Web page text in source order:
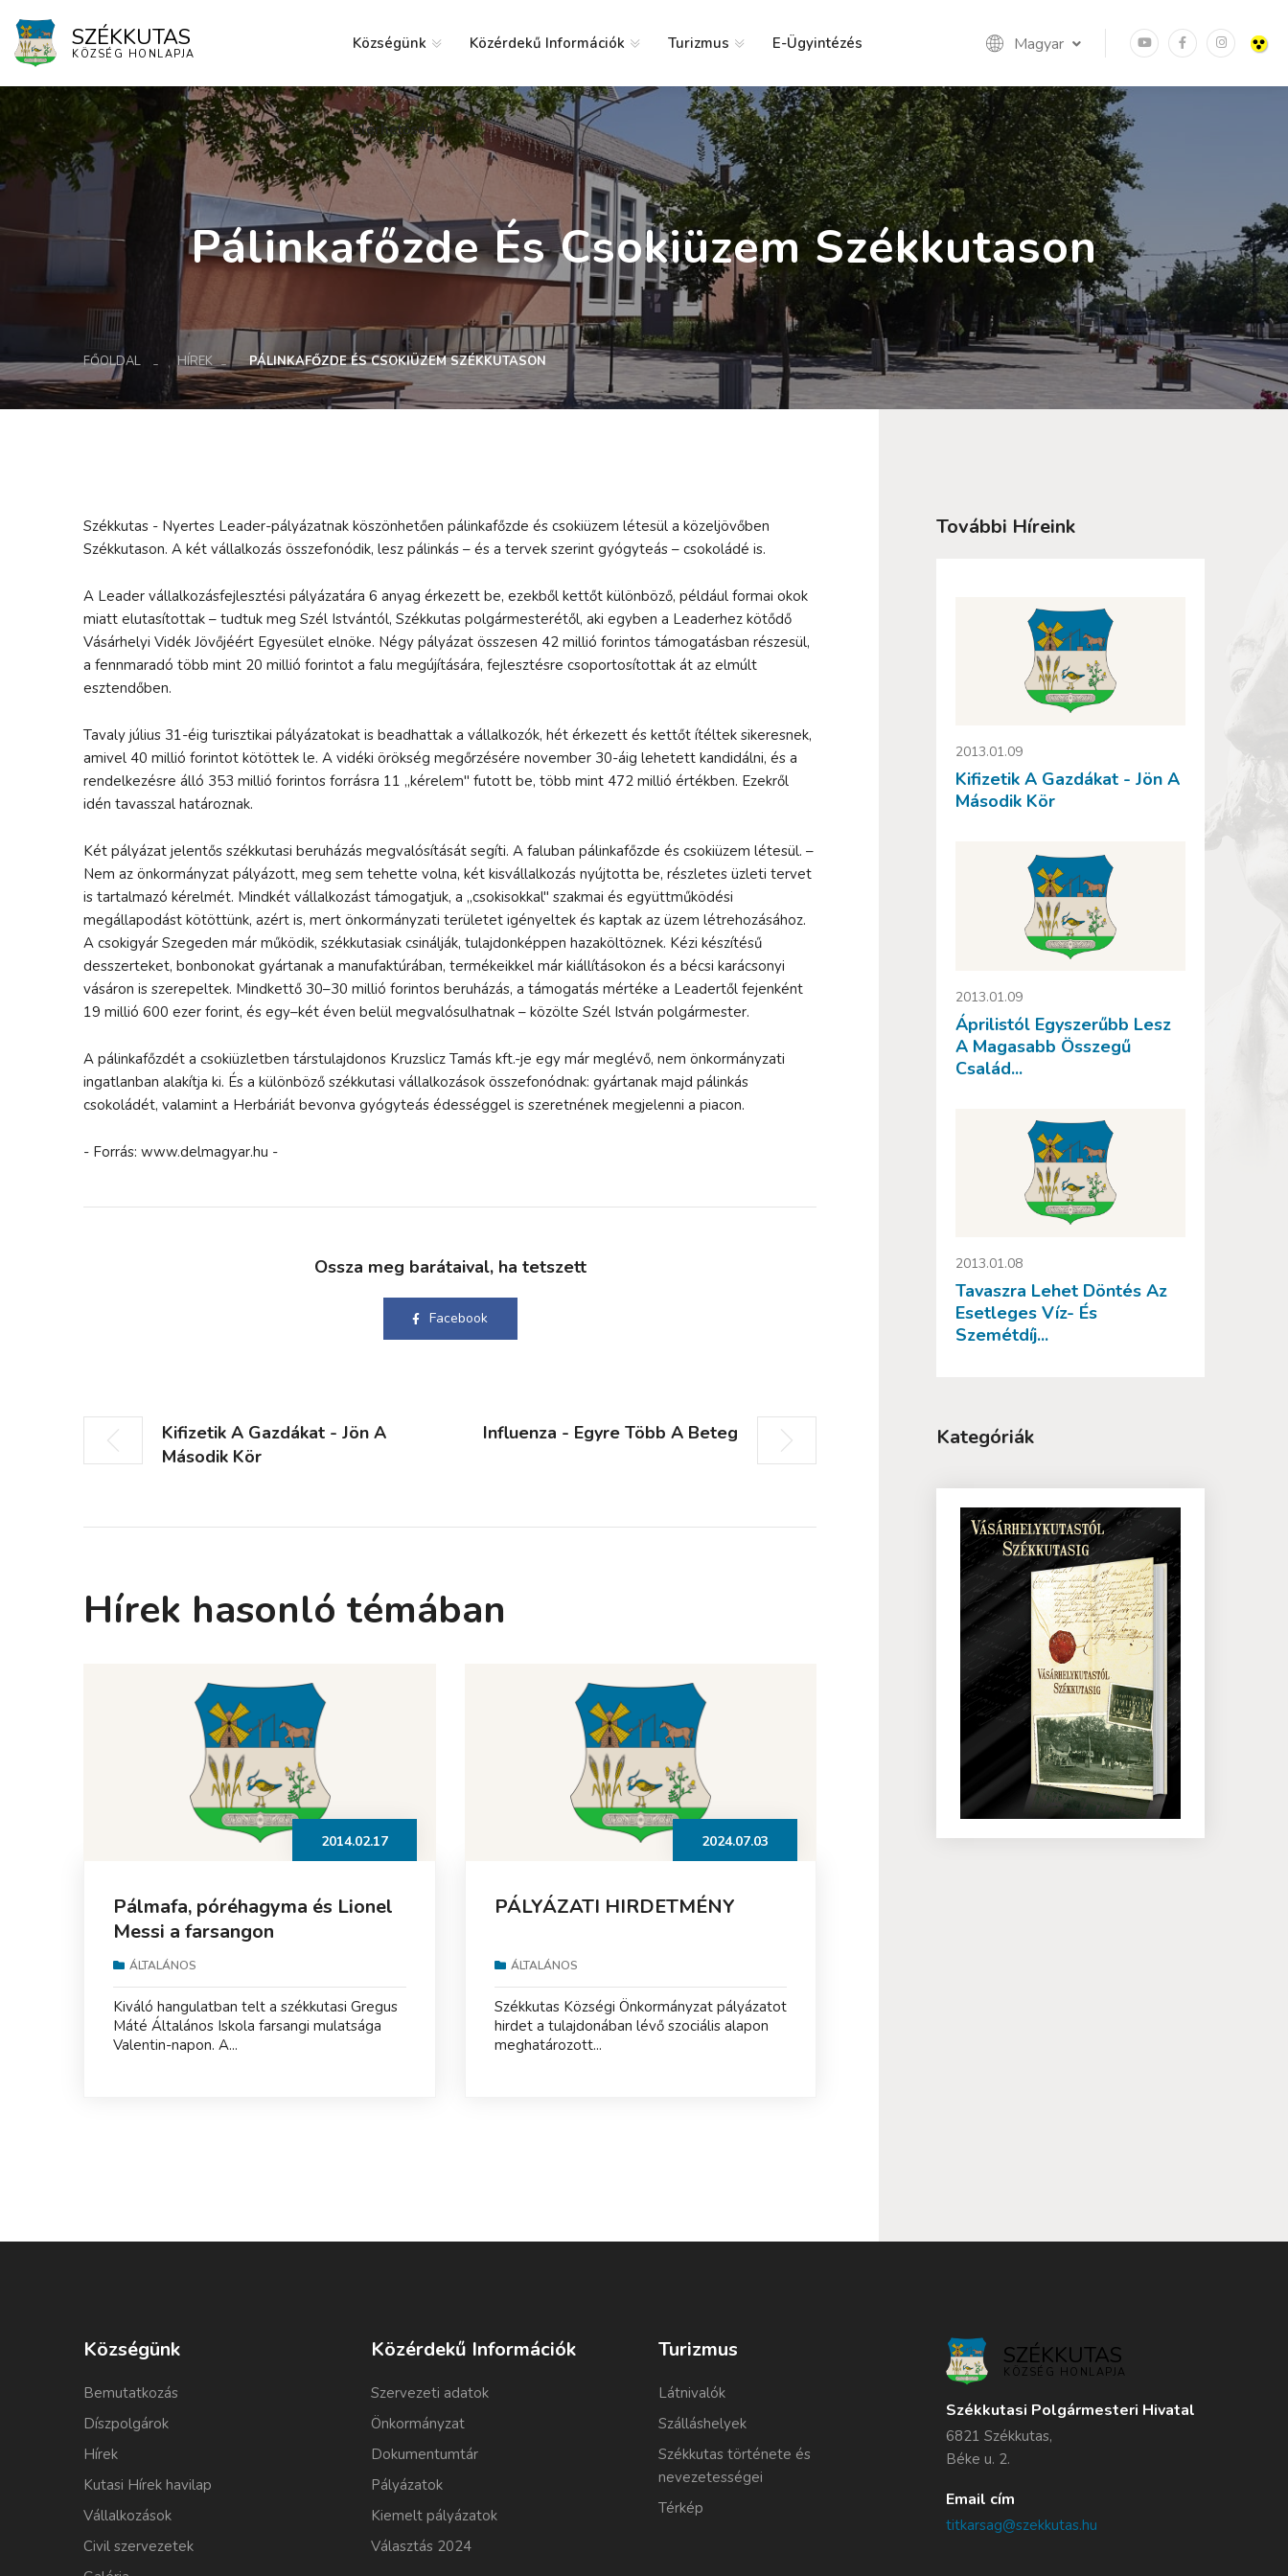
SZÉKKUTAS
KÖZSÉG HONLAPJA Magyar
Községünk Közérdekű Információk Turizmus E-Ügyintézés
Elérhetőség
Pálinkafőzde És Csokiüzem Székkutason
FŐOLDAL HÍREK PÁLINKAFŐZDE ÉS CSOKIÜZEM SZÉKKUTASON
Székkutas - Nyertes Leader-pályázatnak köszönhetően pálinkafőzde és csokiüzem létesül a közeljövőben
Székkutason. A két vállalkozás összefonódik, lesz pálinkás – és a tervek szerint gyógyteás – csokoládé is.
A Leader vállalkozásfejlesztési pályázatára 6 anyag érkezett be, ezekből kettőt különböző, például formai okok
miatt elutasítottak – tudtuk meg Szél Istvántól, Székkutas polgármesterétől, aki egyben a Leaderhez kötődő
Vásárhelyi Vidék Jövőjéért Egyesület elnöke. Négy pályázat összesen 42 millió forintos támogatásban részesül,
a fennmaradó több mint 20 millió forintot a falu megújítására, fejlesztésre csoportosítottak át az elmúlt
esztendőben.
Tavaly július 31-éig turisztikai pályázatokat is beadhattak a vállalkozók, hét érkezett és kettőt ítéltek sikeresnek,
amivel 40 millió forintot kötöttek le. A vidéki örökség megőrzésére november 30-áig lehetett kandidálni, és a
rendelkezésre álló 353 millió forintos forrásra 11 „kérelem" futott be, több mint 472 millió értékben. Ezekről
idén tavasszal határoznak.
Két pályázat jelentős székkutasi beruházás megvalósítását segíti. A faluban pálinkafőzde és csokiüzem létesül. –
Nem az önkormányzat pályázott, meg sem tehette volna, két kisvállalkozás nyújtotta be, részletes üzleti tervet
is tartalmazó kérelmét. Mindkét vállalkozást támogatjuk, a „csokisokkal" szakmai és együttműködési
megállapodást kötöttünk, azért is, mert önkormányzati területet igényeltek és kaptak az üzem létrehozásához.
A csokigyár Szegeden már működik, székkutasiak csinálják, tulajdonképpen hazaköltöznek. Kézi készítésű
desszerteket, bonbonokat gyártanak a manufaktúrában, termékeikkel már kiállításokon és a bécsi karácsonyi
vásáron is szerepeltek. Mindkettő 30–30 millió forintos beruházás, a támogatás mértéke a Leadertől fejenként
19 millió 600 ezer forint, és egy–két éven belül megvalósulhatnak – közölte Szél István polgármester.
A pálinkafőzdét a csokiüzletben társtulajdonos Kruzslicz Tamás kft.-je egy már meglévő, nem önkormányzati
ingatlanban alakítja ki. És a különböző székkutasi vállalkozások összefonódnak: gyártanak majd pálinkás
csokoládét, valamint a Herbáriát bevonva gyógyteás édességgel is szeretnének megjelenni a piacon.
- Forrás: www.delmagyar.hu -
Ossza meg barátaival, ha tetszett
Facebook
Kifizetik A Gazdákat - Jön A
Második Kör
Influenza - Egyre Több A Beteg
Hírek hasonló témában
2014.02.17
Pálmafa, póréhagyma és Lionel
Messi a farsangon
ÁLTALÁNOS
Kiváló hangulatban telt a székkutasi Gregus
Máté Általános Iskola farsangi mulatsága
Valentin-napon. A...
2024.07.03
PÁLYÁZATI HIRDETMÉNY
ÁLTALÁNOS
Székkutas Községi Önkormányzat pályázatot
hirdet a tulajdonában lévő szociális alapon
meghatározott...
További Híreink
2013.01.09
Kifizetik A Gazdákat - Jön A
Második Kör
2013.01.09
Áprilistól Egyszerűbb Lesz
A Magasabb Összegű
Család...
2013.01.08
Tavaszra Lehet Döntés Az
Esetleges Víz- És
Szemétdíj...
Kategóriák
Községünk
Bemutatkozás
Díszpolgárok
Hírek
Kutasi Hírek havilap
Vállalkozások
Civil szervezetek
Közérdekű Információk
Szervezeti adatok
Önkormányzat
Dokumentumtár
Pályázatok
Kiemelt pályázatok
Választás 2024
Turizmus
Látnivalók
Szálláshelyek
Székkutas története és
nevezetességei
Térkép
SZÉKKUTAS
KÖZSÉG HONLAPJA
Székkutasi Polgármesteri Hivatal
6821 Székkutas,
Béke u. 2.
Email cím
titkarsag@szekkutas.hu